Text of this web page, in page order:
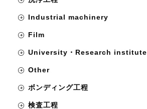
Industrial machinery
Film
University・Research institute
Other
ボンディング工程
検査工程